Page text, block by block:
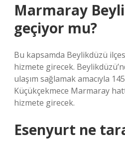
Marmaray
geçiyor mu?
Bu kapsamda Beylikdüzü
hizmete girecek.
ulaşım sağlamak amacıyla
Küçükçekmece Marmaray
hizmete girecek.
Esenyurt ne